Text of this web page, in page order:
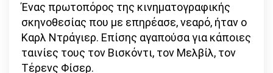
Ένας πρωτοπόρος της κινηματογραφικής
σκηνοθεσίας που με επηρέασε, νεαρό, ήταν ο
Καρλ Ντράγιερ. Επίσης αγαπούσα για κάποιες
ταινίες τους τον Βισκόντι, τον Μελβίλ, τον
Τέρενς Φίσερ.